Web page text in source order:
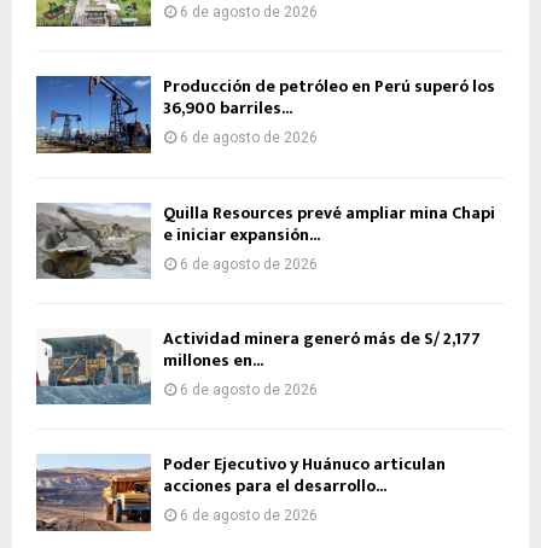
6 de agosto de 2026
Producción de petróleo en Perú superó los
36,900 barriles...
6 de agosto de 2026
Quilla Resources prevé ampliar mina Chapi
e iniciar expansión...
6 de agosto de 2026
Actividad minera generó más de S/ 2,177
millones en...
6 de agosto de 2026
Poder Ejecutivo y Huánuco articulan
acciones para el desarrollo...
6 de agosto de 2026